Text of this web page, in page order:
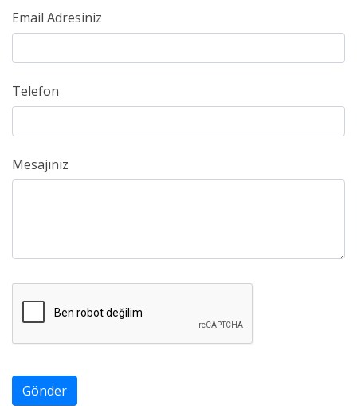
Email Adresiniz
Telefon
Mesajınız
Gönder